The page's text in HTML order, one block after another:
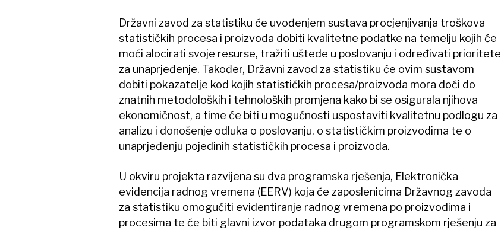
Državni zavod za statistiku će uvođenjem sustava procjenjivanja troškova
statističkih procesa i proizvoda dobiti kvalitetne podatke na temelju kojih će
moći alocirati svoje resurse, tražiti uštede u poslovanju i određivati prioritete
za unaprjeđenje. Također, Državni zavod za statistiku će ovim sustavom
dobiti pokazatelje kod kojih statističkih procesa/proizvoda mora doći do
znatnih metodoloških i tehnoloških promjena kako bi se osigurala njihova
ekonomičnost, a time će biti u mogućnosti uspostaviti kvalitetnu podlogu za
analizu i donošenje odluka o poslovanju, o statističkim proizvodima te o
unaprjeđenju pojedinih statističkih procesa i proizvoda.
U okviru projekta razvijena su dva programska rješenja, Elektronička
evidencija radnog vremena (EERV) koja će zaposlenicima Državnog zavoda
za statistiku omogućiti evidentiranje radnog vremena po proizvodima i
procesima te će biti glavni izvor podataka drugom programskom rješenju za